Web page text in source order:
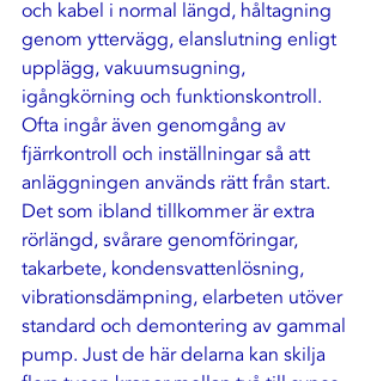
och kabel i normal längd, håltagning
genom yttervägg, elanslutning enligt
upplägg, vakuumsugning,
igångkörning och funktionskontroll.
Ofta ingår även genomgång av
fjärrkontroll och inställningar så att
anläggningen används rätt från start.
Det som ibland tillkommer är extra
rörlängd, svårare genomföringar,
takarbete, kondensvattenlösning,
vibrationsdämpning, elarbeten utöver
standard och demontering av gammal
pump. Just de här delarna kan skilja